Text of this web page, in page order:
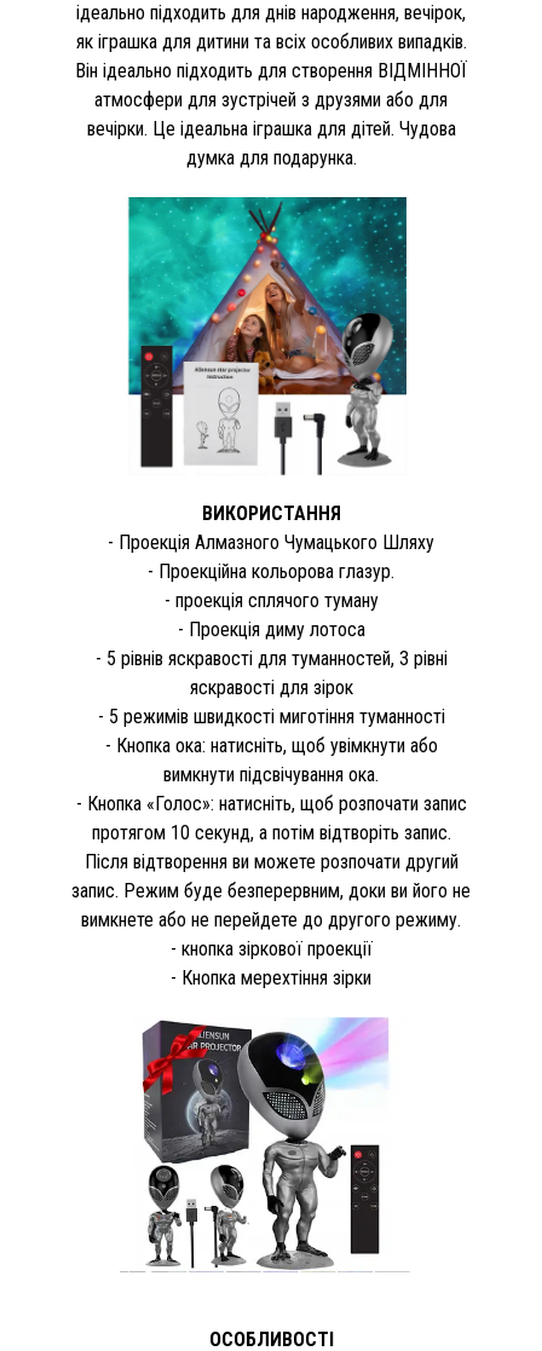
ідеально підходить для днів народження, вечірок,
як іграшка для дитини та всіх особливих випадків.
Він ідеально підходить для створення ВІДМІННОЇ
атмосфери для зустрічей з друзями або для
вечірки. Це ідеальна іграшка для дітей. Чудова
думка для подарунка.
ВИКОРИСТАННЯ
- Проекція Алмазного Чумацького Шляху
- Проекційна кольорова глазур.
- проекція сплячого туману
- Проекція диму лотоса
- 5 рівнів яскравості для туманностей, 3 рівні
яскравості для зірок
- 5 режимів швидкості миготіння туманності
- Кнопка ока: натисніть, щоб увімкнути або
вимкнути підсвічування ока.
- Кнопка «Голос»: натисніть, щоб розпочати запис
протягом 10 секунд, а потім відтворіть запис.
Після відтворення ви можете розпочати другий
запис. Режим буде безперервним, доки ви його не
вимкнете або не перейдете до другого режиму.
- кнопка зіркової проекції
- Кнопка мерехтіння зірки
ОСОБЛИВОСТІ